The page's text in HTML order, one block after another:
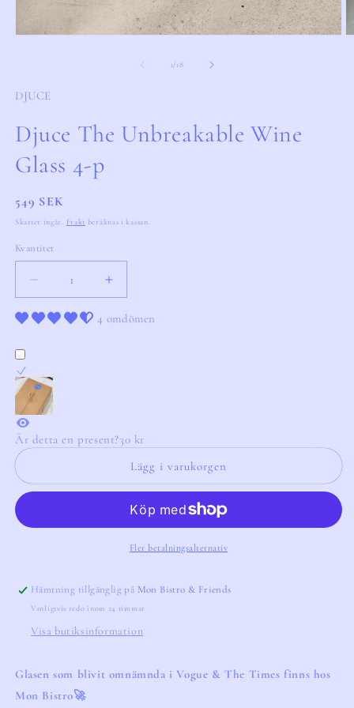
1/av
18
DJUCE
Djuce The Unbreakable Wine
Glass 4-p
Ordinarie
pris
549 SEK
Skatter ingår. Frakt beräknas i kassan.
Kvantitet
Kvantitet
Minska
kvantitet
för
Wine
Glass
4-
p
Öka
kvantitet
för
p
4 omdömen
Är detta en present?30 kr
Lägg i varukorgen
Fler betalningsalternativ
Hämtning tillgänglig på Mon Bistro & Friends
Vanligtvis redo inom 24 timmar
Visa butiksinformation
Glasen som blivit omnämnda i Vogue & The Times finns hos
Mon Bistro🚀